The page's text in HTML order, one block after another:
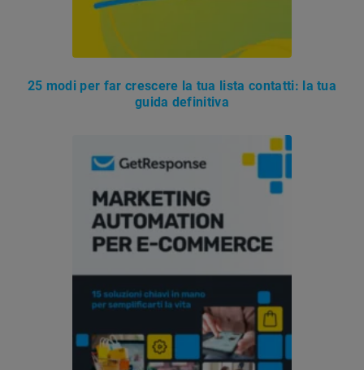
25 modi per far crescere la tua lista contatti: la tua
guida definitiva